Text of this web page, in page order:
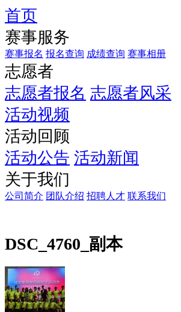
首页
赛事服务
赛事报名 报名查询 成绩查询 赛事相册
志愿者
志愿者报名 志愿者风采
活动视频
活动回顾
活动公告 活动新闻
关于我们
公司简介 团队介绍 招聘人才 联系我们
DSC_4760_副本